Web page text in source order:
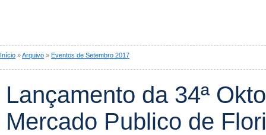
Início »Arquivo » Eventos de Setembro 2017
Lançamento da 34ª
Mercado Publico de